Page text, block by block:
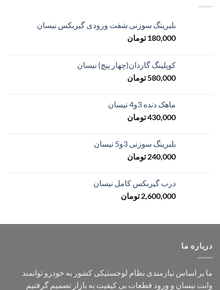
بلبرینگ سوزنی شفت ورودی گیربکس نیسان
180,000 تومان
کوپلینگ گاردان(چهار پیچ) نیسان
580,000تومان
ماهک دنده 3و4 نیسان
430,000تومان
بلبرینگ سوزنی 3و5 نیسان
240,000 تومان
درب گیربکس کامل نیسان
2,600,000 تومان
درباره ما
ما بر اساس نیازمندی نظام لوجستیکی کشور به خودرو توانمند
وانت نیسان و ورود قطعات بی کیفیت به بازار تصمیم گرفتیم